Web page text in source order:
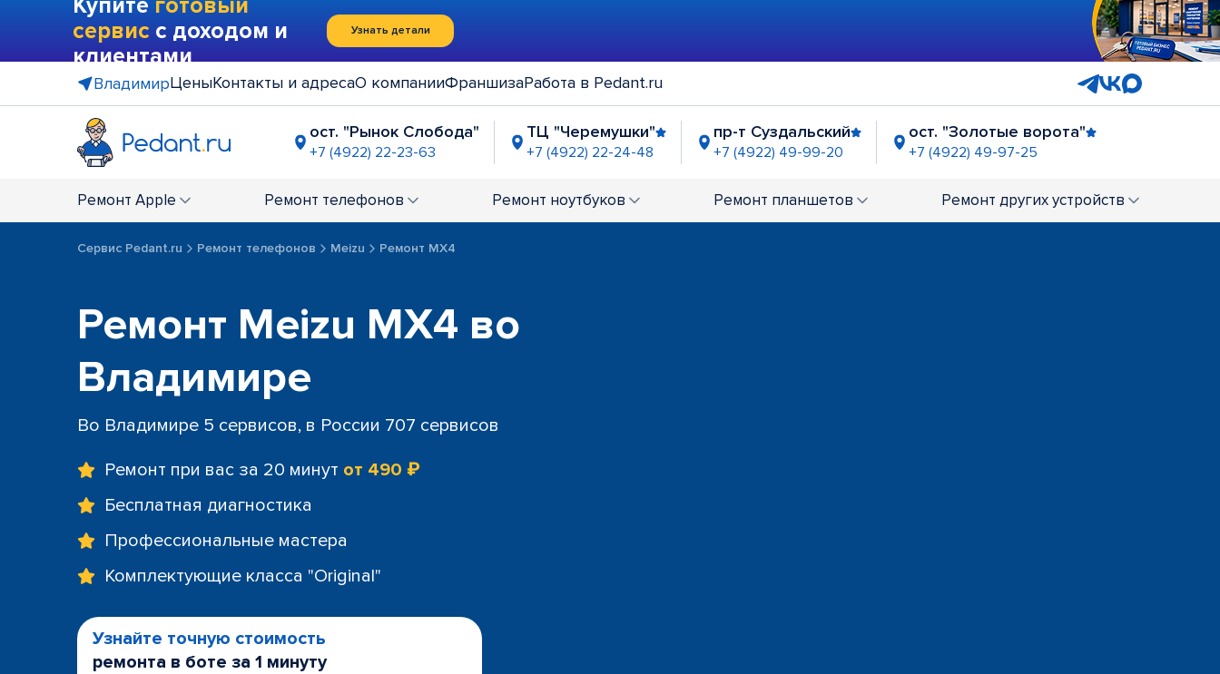
Купите готовый
сервис с доходом и
клиентами
Узнать детали
ВладимирЦеныКонтакты и адресаО компанииФраншизаРабота в Pedant.ru
ост. "Рынок Слобода"
+7 (4922) 22-23-63
ТЦ "Черемушки"
+7 (4922) 22-24-48
пр-т Суздальский
+7 (4922) 49-99-20
ост. "Золотые ворота"
+7 (4922) 49-97-25
+7 (4922) 27-63-21
Ремонт Apple Ремонт телефонов Ремонт ноутбуков Ремонт планшетов Ремонт других устройств
Сервис Pedant.ru Ремонт телефонов Meizu Ремонт MX4
Ремонт Meizu MX4 во
Владимире
Во Владимире 5 сервисов, в России 707 сервисов
Ремонт при вас за 20 минут от 490 ₽
Бесплатная диагностика
Профессиональные мастера
Комплектующие класса "Original"
Узнайте точную стоимость
ремонта в боте за 1 минуту